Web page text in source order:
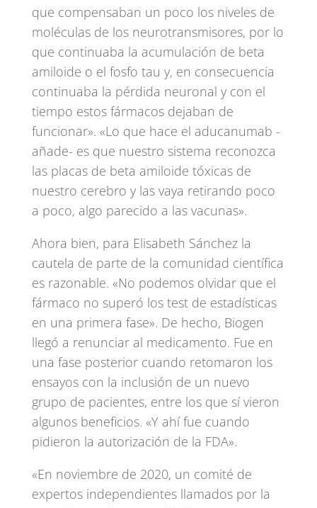
que compensaban un poco los niveles de
moléculas de los neurotransmisores, por lo
que continuaba la acumulación de beta
amiloide o el fosfo tau y, en consecuencia
continuaba la pérdida neuronal y con el
tiempo estos fármacos dejaban de
funcionar». «Lo que hace el aducanumab -
añade- es que nuestro sistema reconozca
las placas de beta amiloide tóxicas de
nuestro cerebro y las vaya retirando poco
a poco, algo parecido a las vacunas».
Ahora bien, para Elisabeth Sánchez la
cautela de parte de la comunidad científica
es razonable. «No podemos olvidar que el
fármaco no superó los test de estadísticas
en una primera fase». De hecho, Biogen
llegó a renunciar al medicamento. Fue en
una fase posterior cuando retomaron los
ensayos con la inclusión de un nuevo
grupo de pacientes, entre los que sí vieron
algunos beneficios. «Y ahí fue cuando
pidieron la autorización de la FDA».
«En noviembre de 2020, un comité de
expertos independientes llamados por la